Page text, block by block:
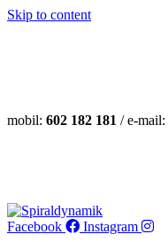
Skip to content
mobil: 602 182 181 / e-mail:
Facebook
Instagram